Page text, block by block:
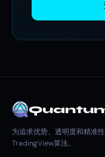
为追求优势、透明度和精准
TradingView算法。